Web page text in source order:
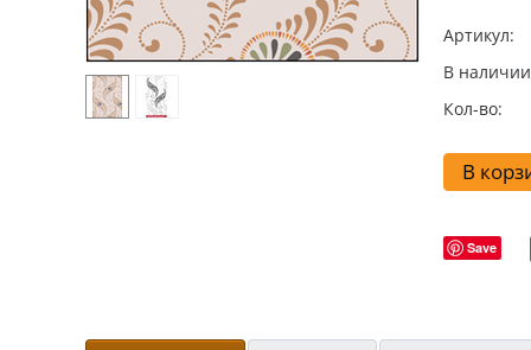
Артикул:
В
Кол-во:
В
Save